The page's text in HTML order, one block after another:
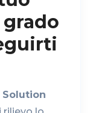
Solution